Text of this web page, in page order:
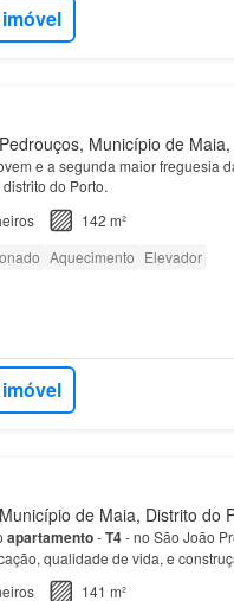
Município de
e a segunda maior freguesia
do Porto.
142 m²
Aquecimento Elevador
de Maia, Distrito do
apartamento-T4- no São João
qualidade de vida, e
freguesia de Pedrouços, na
141 m²